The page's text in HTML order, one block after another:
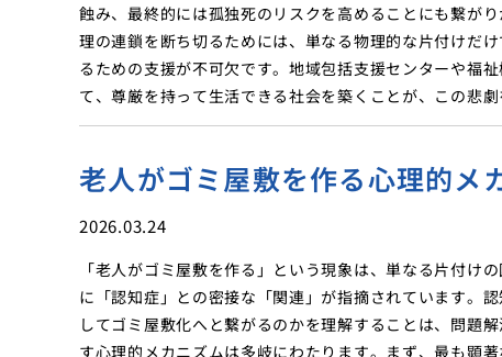
蝕み、最終的には孤独死のリスクを高めることにも繋が
理の連鎖を断ち切るためには、単なる物理的な片付けだ
るための支援が不可欠です。地域包括支援センターや福
て、尊厳を持って生活できる社会を築くことが、この悲
老人がゴミ屋敷を作る心理的メ
2026.03.24
「老人がゴミ屋敷を作る」という現象は、単なる片付け
に「認知症」との密接な「関連」が指摘されています。
してゴミ屋敷化へと繋がるのかを理解することは、問題
す心理的メカニズムは多岐にわたります。まず、最も顕